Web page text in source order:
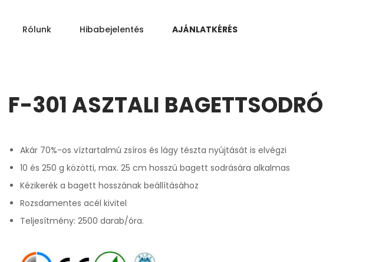
Rólunk Hibabejelentés AJÁNLATKÉRÉS
F-301 ASZTALI BAGETTSODRÓ
Akár 70%-os víztartalmú zsíros és lágy tészta nyújtását is elvégzi
10 és 250 g közötti, max. 25 cm hosszú bagett sodrására alkalmas
Kézikerék a bagett hosszának beállításához
Rozsdamentes acél kivitel
Teljesítmény: 2500 darab/óra.